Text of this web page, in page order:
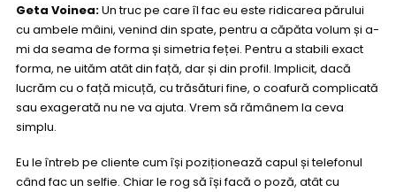
Geta Voinea:Un truc pe care îl fac eu este ridicarea părului
cu ambele mâini, venind din spate, pentru a căpăta volum și a-
mi da seama de forma și simetria feței. Pentru a stabili exact
forma, ne uităm atât din față, dar și din profil. Implicit, dacă
lucrăm cu o față micuță, cu trăsături fine, o coafură complicată
sau exagerată nu ne va ajuta. Vrem să rămânem la ceva
simplu.
Eu le întreb pe cliente cum își poziționează capul și telefonul
când fac un selfie. Chiar le rog să își facă o poză, atât cu